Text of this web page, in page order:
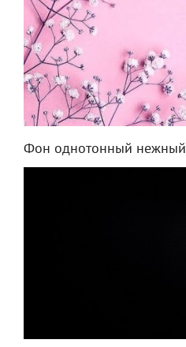
Фон однотонный нежный